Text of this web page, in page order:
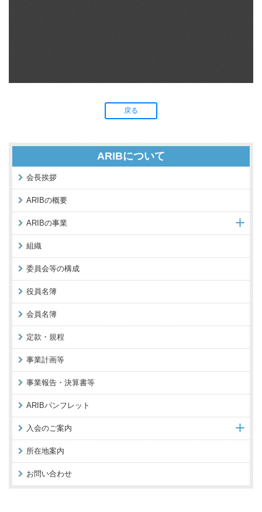
戻る
ARIBについて
会長挨拶
ARIBの概要
ARIBの事業
組織
委員会等の構成
役員名簿
会員名簿
定款・規程
事業計画等
事業報告・決算書等
ARIBパンフレット
入会のご案内
所在地案内
お問い合わせ